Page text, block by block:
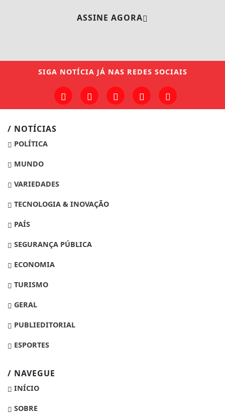
ASSINE AGORA
SIGA NOTÍCIA JÁ NAS REDES SOCIAIS
/ NOTÍCIAS
POLÍTICA
MUNDO
VARIEDADES
TECNOLOGIA & INOVAÇÃO
PAÍS
SEGURANÇA PÚBLICA
ECONOMIA
TURISMO
GERAL
PUBLIEDITORIAL
ESPORTES
/ NAVEGUE
INÍCIO
SOBRE